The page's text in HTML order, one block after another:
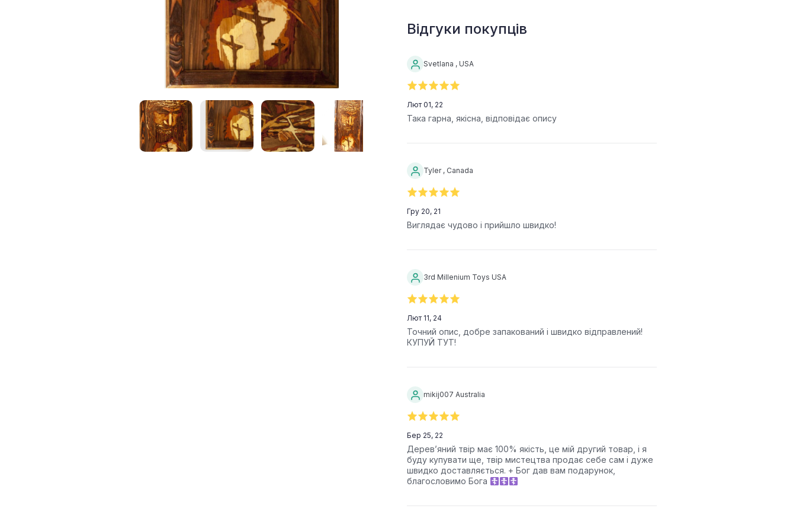
Відгуки покупців
Svetlana , USA
Лют 01, 22
Така гарна, якісна, відповідає опису
Tyler , Canada
Гру 20, 21
Виглядає чудово і прийшло швидко!
3rd Millenium Toys USA
Лют 11, 24
Точний опис, добре запакований і швидко відправлений!
КУПУЙ ТУТ!
mikij007 Australia
Бер 25, 22
Дерев’яний твір має 100% якість, це мій другий товар, і я
буду купувати ще, твір мистецтва продає себе сам і дуже
швидко доставляється. + Бог дав вам подарунок,
благословимо Бога